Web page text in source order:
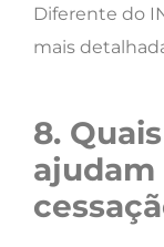
Diferente do
mais
8.
ajudam